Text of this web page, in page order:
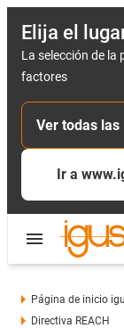
Elija el
La selección de la
factores
Ver todas
Ir a
Página de inicio
Directiva REACH